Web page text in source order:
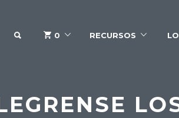
SEARCH0 RECURSOS